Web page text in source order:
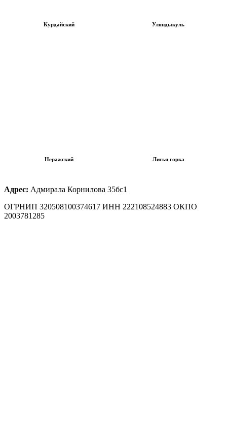
Курдайский Уляндыкуль
Неражский Лисья горка
Адрес: Адмирала Корнилова 35бс1
ОГРНИП 320508100374617 ИНН 222108524883 ОКПО
2003781285